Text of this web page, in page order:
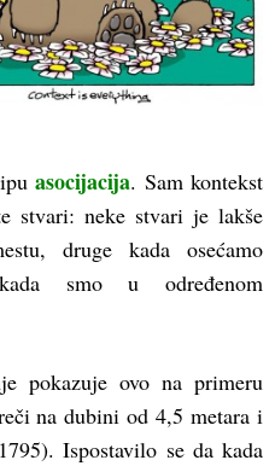
asocijacija. Sam kontekst
stvari: neke stvari je lakše
druge kada osećamo
smo u određenom
pokazuje ovo na primeru
na dubini od 4,5 metara i
Ispostavilo se da kada